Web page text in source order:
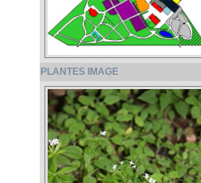
PLANTES IMAGE